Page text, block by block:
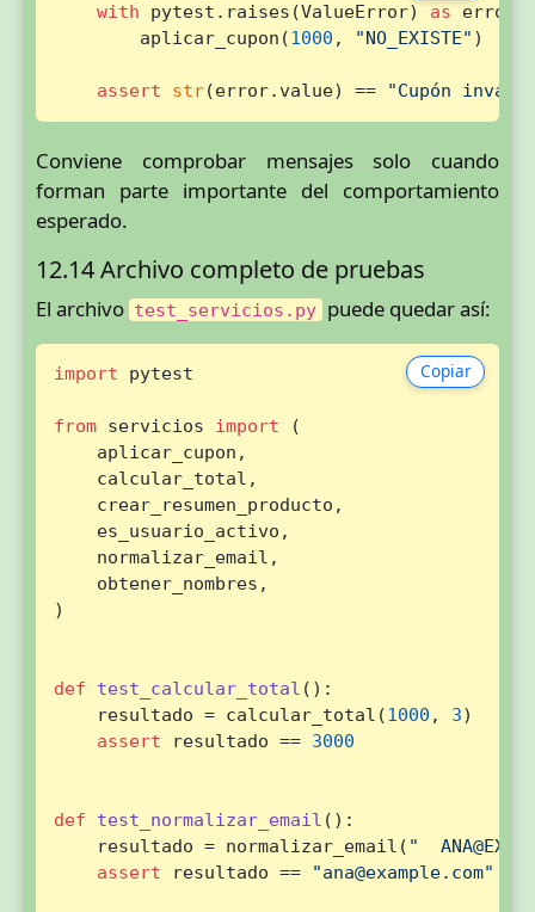
with pytest.raises(ValueError) as error:
        aplicar_cupon(
1000 , "NO_EXISTE" )
assert str(error.value) == "Cupón
Conviene comprobar mensajes solo cuando
forman parte importante del comportamiento
esperado.
12.14 Archivo completo de pruebas
El archivo test_servicios.py puede quedar así:
Copiar
import pytest
from servicios import (
    aplicar_cupon,
    calcular_total,
    crear_resumen_producto,
    es_usuario_activo,
    normalizar_email,
    obtener_nombres,
)
def test_calcular_total ():
    resultado = calcular_total(
1000 , 3)
assert resultado == 3000
def test_normalizar_email ():
    resultado = normalizar_email(
"
assert resultado == "ana@example.com"